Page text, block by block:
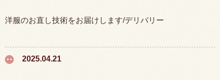
洋服のお直し技術をお届けします/デリバリー
2025.04.21